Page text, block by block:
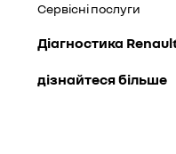
Сервісні послуги
Діагностика
дізнайтеся більше